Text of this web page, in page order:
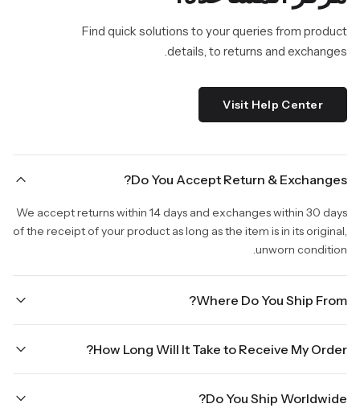
Find quick solutions to your queries from product
details, to returns and exchanges.
Visit Help Center
Do You Accept Return & Exchanges?
We accept returns within 14 days and exchanges within 30 days
of the receipt of your product as long as the item is in its original,
unworn condition.
Where Do You Ship From?
How Long Will It Take to Receive My Order?
Orders placed Friday afternoon through Sunday or on holidays
Do You Ship Worldwide?